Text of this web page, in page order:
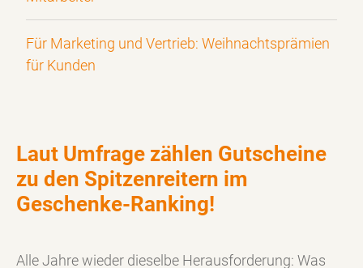
Für Marketing und Vertrieb: Weihnachtsprämien
für Kunden
Laut Umfrage zählen Gutscheine
zu den Spitzenreitern im
Geschenke-Ranking!
Alle Jahre wieder dieselbe Herausforderung: Was